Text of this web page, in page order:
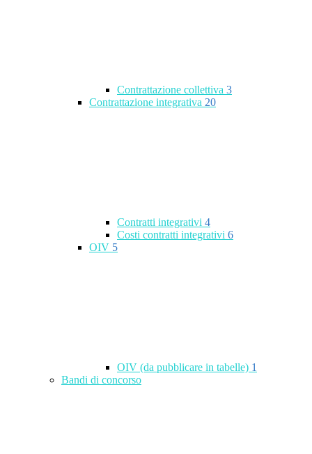
Contrattazione collettiva 3
Contrattazione integrativa 20
Contratti integrativi 4
Costi contratti integrativi 6
OIV 5
OIV (da pubblicare in tabelle) 1
Bandi di concorso